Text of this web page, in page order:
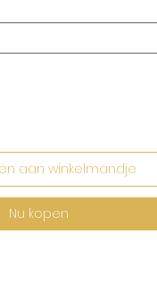
aan winkelmandje
Nu kopen